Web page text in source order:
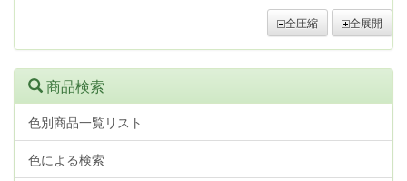
全圧縮 全展開
商品検索
色別商品一覧リスト
色による検索